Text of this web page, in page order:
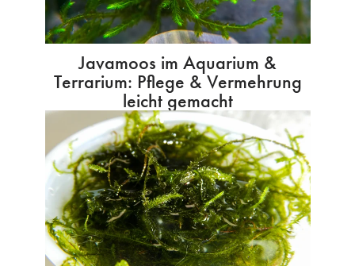
Javamoos im Aquarium &
Terrarium: Pflege & Vermehrung
leicht gemacht